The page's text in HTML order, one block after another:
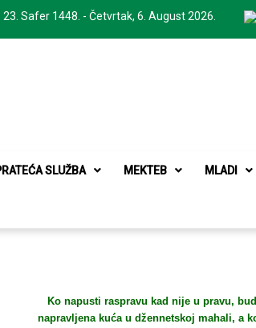
23. Safer 1448. - Četvrtak, 6. August 2026.
SLUŽBA MEKTEB MLADI
Ko napusti raspravu kad nije u pravu,
napravljena kuća u džennetskoj mahali, a